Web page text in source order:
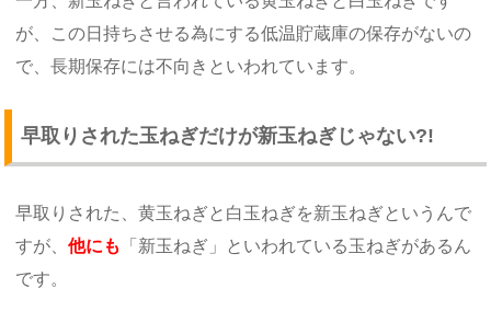
が、この日持ちさせる為にする低温貯蔵庫の保存がないの
で、長期保存には不向きといわれています。
早取りされた玉ねぎだけが新玉ねぎじゃない?!
早取りされた、黄玉ねぎと白玉ねぎを新玉ねぎというんで
すが、他にも
「新玉ねぎ」といわれている玉ねぎがあるん
です。